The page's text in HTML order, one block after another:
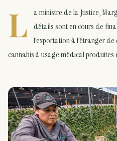
L
a ministre de la Justice,
détails sont en cours de
l’exportation à l’étranger
cannabis à usage médical produites